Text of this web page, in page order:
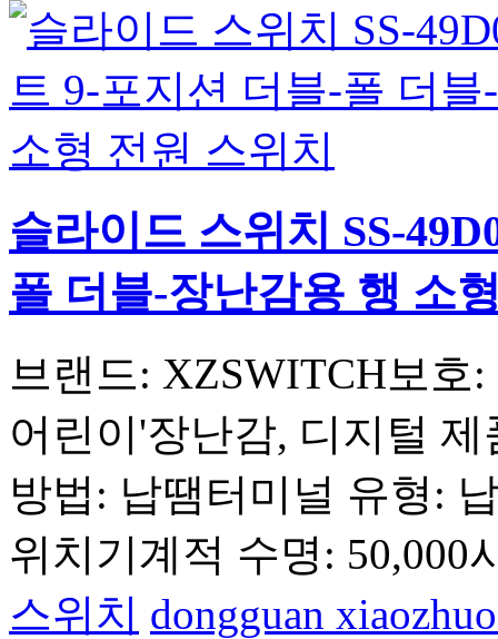
슬라이드 스위치 SS-
폴 더블-장난감용 행 소
브랜드: XZSWITCH보호
어린이'장난감, 디지털 제
방법: 납땜터미널 유형:
위치기계적 수명: 50,000
스위치 dongguan